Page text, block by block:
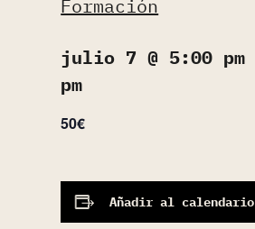
Formación
julio 7 @ 5:00 pm
pm
50€
Añadir al calendario